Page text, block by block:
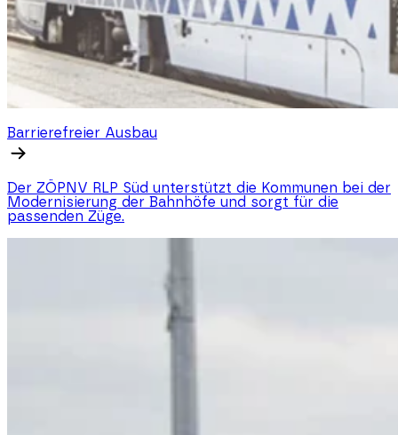
Barrierefreier Ausbau
Der ZÖPNV RLP Süd unterstützt die Kommunen bei der
Modernisierung der Bahnhöfe und sorgt für die
passenden Züge.